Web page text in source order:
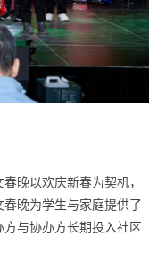
晚以欢庆新春为契机，
晚为学生与家庭提供了
与协办方长期投入社区